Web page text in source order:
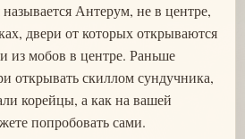
Антерум, не в центре,
двери от которых открываются
мобов в центре. Раньше
открывать скиллом сундучника,
корейцы, а как на вашей
попробовать сами.